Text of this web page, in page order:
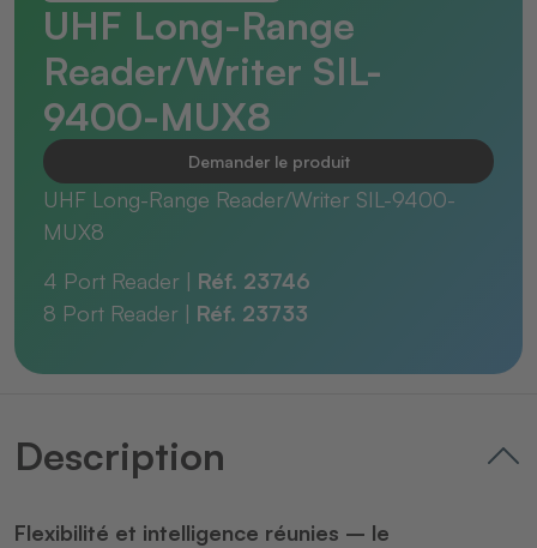
UHF Long-Range
Reader/Writer SIL-
9400-MUX8
Demander le produit
UHF Long-Range Reader/Writer SIL-9400-
MUX8
4 Port Reader | Réf. 23746
8 Port Reader | Réf. 23733
Description
Flexibilité et intelligence réunies – le